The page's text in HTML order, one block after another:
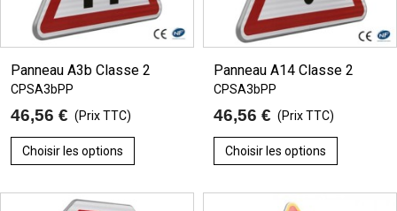
Panneau A3b Classe 2
CPSA3bPP
46,56 € (Prix TTC)
Choisir les options
Panneau A14 Classe 2
CPSA3bPP
46,56 € (Prix TTC)
Choisir les options